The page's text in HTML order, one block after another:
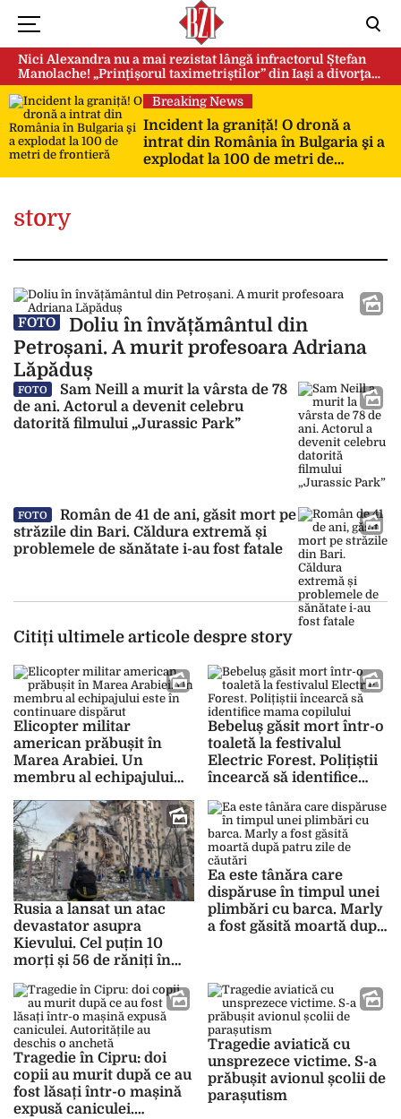
Nici Alexandra nu a mai rezistat lângă infractorul Ștefan
Manolache! „Prințișorul taximetriștilor” din Iași a divorţat
după doi ani de căsnicie
Breaking News
Incident la graniță! O dronă a
intrat din România în Bulgaria şi a
explodat la 100 de metri de
frontieră
story
FOTO
Doliu în învățământul din
Petroșani. A murit profesoara Adriana
Lăpăduș
FOTO
Sam Neill a murit la vârsta de 78
de ani. Actorul a devenit celebru
datorită filmului „Jurassic Park”
FOTO
Român de 41 de ani, găsit mort pe
străzile din Bari. Căldura extremă și
problemele de sănătate i-au fost fatale
Citiți ultimele articole despre story
Elicopter militar
american prăbușit în
Marea Arabiei. Un
membru al echipajului
dispărut
Bebeluș găsit mort într-o
toaletă la festivalul
Electric Forest. Polițiștii
încearcă să identifice
Rusia a lansat un atac
devastator asupra
Kievului. Cel puțin 10
morți și 56 de răniți în
bombardamentelor
Ea este tânăra care
dispăruse în timpul unei
plimbări cu barca. Marly
a fost găsită moartă după
Tragedie în Cipru: doi
copii au murit după ce au
fost lăsați într-o mașină
expusă caniculei.
Tragedie aviatică cu
unsprezece victime. S-a
prăbușit avionul școlii de
parașutism